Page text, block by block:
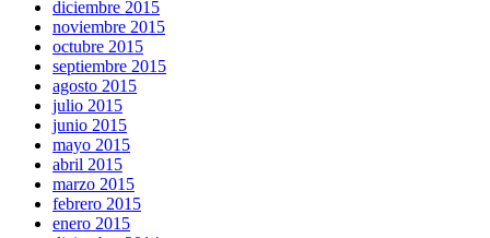
diciembre 2015
noviembre 2015
octubre 2015
septiembre 2015
agosto 2015
julio 2015
junio 2015
mayo 2015
abril 2015
marzo 2015
febrero 2015
enero 2015